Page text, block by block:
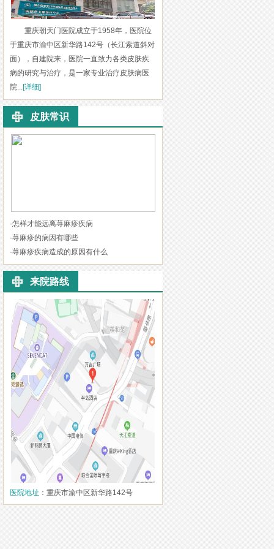
重庆朝天门医院成立于1958年，医院位
于重庆市渝中区新华路142号（长江索道斜对
面），自建院来，医院一直致力各类皮肤疾
病的研究与治疗，是一家专业治疗皮肤病医
院... [详细]
皮肤常识
·怎样才能远离荨麻疹疾病
·荨麻疹的病因有哪些
·荨麻疹疾病造成的原因有什么
来院路线
医院地址 ：重庆市渝中区新华路142号